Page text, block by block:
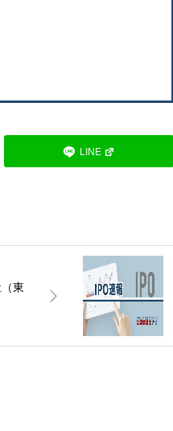
LINE
東